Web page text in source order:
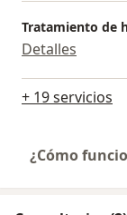
Tratamiento de
Detalles
+ 19 servicios
¿Cómo